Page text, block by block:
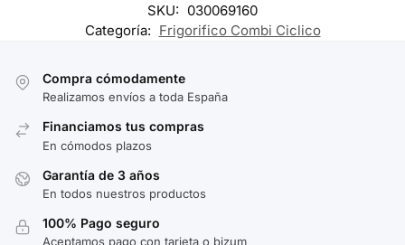
SKU: 030069160
Categoría: Frigorifico Combi Ciclico
Compra cómodamente
Realizamos envíos a toda España
Financiamos tus compras
En cómodos plazos
Garantía de 3 años
En todos nuestros productos
100% Pago seguro
Aceptamos pago con tarjeta o bizum